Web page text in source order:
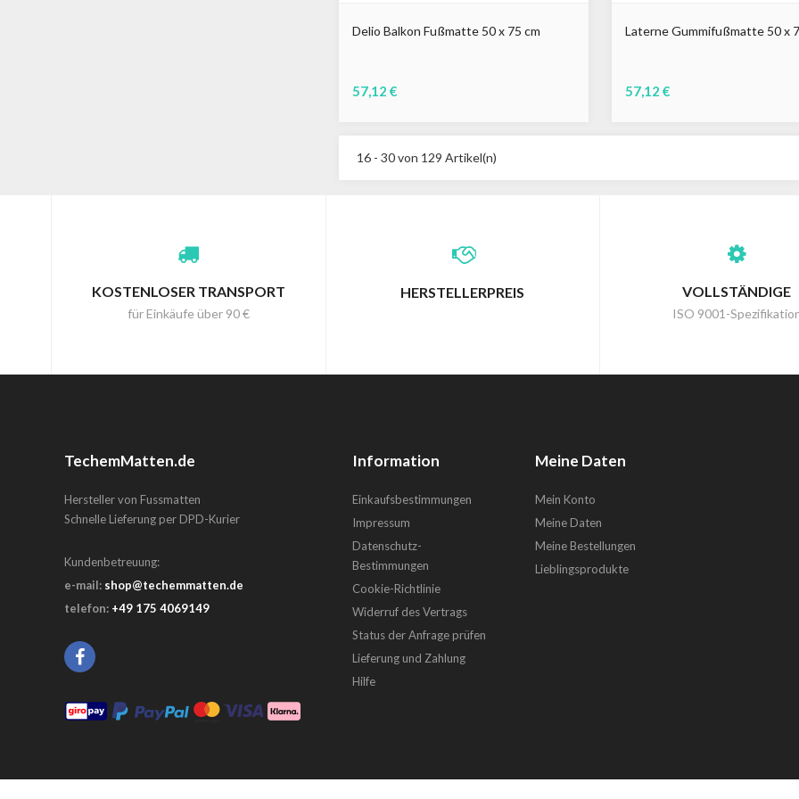
Delio Balkon Fußmatte 50 x 75 cm
57,12 €
Laterne Gummifußmatte 50 x
57,12 €
16 - 30 von 129 Artikel(n)
KOSTENLOSER TRANSPORT
für Einkäufe über 90 €
HERSTELLERPREIS VOLLSTÄNDIGE
ISO 9001-
TechemMatten.de
Hersteller von Fussmatten
Schnelle Lieferung per DPD-Kurier
Kundenbetreuung:
e-mail: shop@techemmatten.de
telefon: +49 175 4069149
Information
Einkaufsbestimmungen
Impressum
Datenschutz-
Bestimmungen
Cookie-Richtlinie
Widerruf des Vertrags
Status der Anfrage prüfen
Lieferung und Zahlung
Hilfe
Meine Daten
Mein Konto
Meine Daten
Meine Bestellungen
Lieblingsprodukte